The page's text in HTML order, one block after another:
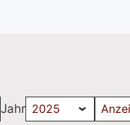
Jahr